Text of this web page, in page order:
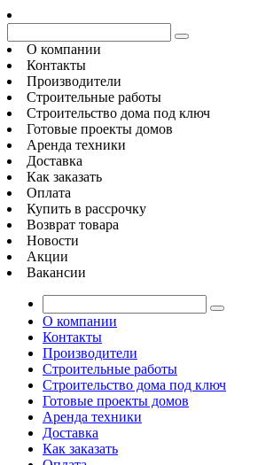
О компании
Контакты
Производители
Строительные работы
Строительство дома под ключ
Готовые проекты домов
Аренда техники
Доставка
Как заказать
Оплата
Купить в рассрочку
Возврат товара
Новости
Акции
Вакансии
О компании
Контакты
Производители
Строительные работы
Строительство дома под ключ
Готовые проекты домов
Аренда техники
Доставка
Как заказать